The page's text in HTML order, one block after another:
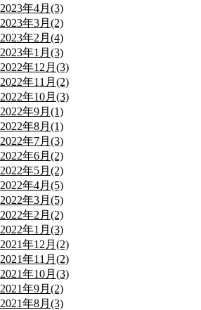
2023年4月(3)
2023年3月(2)
2023年2月(4)
2023年1月(3)
2022年12月(3)
2022年11月(2)
2022年10月(3)
2022年9月(1)
2022年8月(1)
2022年7月(3)
2022年6月(2)
2022年5月(2)
2022年4月(5)
2022年3月(5)
2022年2月(2)
2022年1月(3)
2021年12月(2)
2021年11月(2)
2021年10月(3)
2021年9月(2)
2021年8月(3)